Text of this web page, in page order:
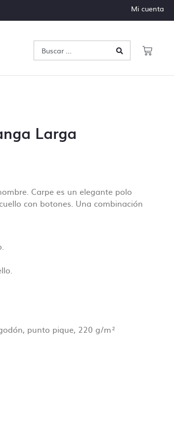
Mi cuenta
Larga
Carpe es un elegante polo
con botones. Una combinación
punto pique, 220 g/m²